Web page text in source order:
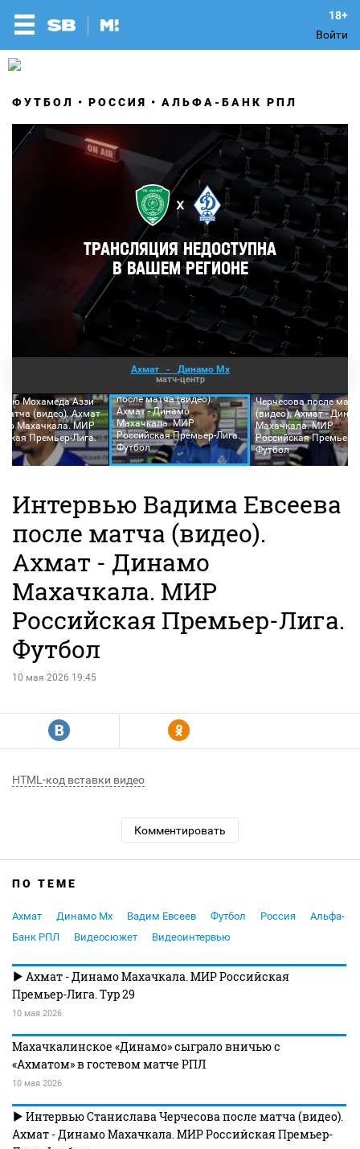
Войти
ФУТБОЛ РОССИЯ АЛЬФА-БАНК РПЛ
Ахмат - Динамо Мх
матч-центр
Мохамеда Аззи
матча (видео). Ахмат
Махачкала. МИР
Премьер-Лига.
Интервью Вадима Евсеева
после матча (видео).
Ахмат - Динамо
Махачкала. МИР
Российская Премьер-Лига.
Футбол
Черчесова после
(видео). Ахмат -
Махачкала. МИР
Российская Премьер-
Футбол
Интервью Вадима Евсеева
после матча (видео).
Ахмат - Динамо
Махачкала. МИР
Российская Премьер-Лига.
Футбол
10 мая 2026 19:45
R Y
HTML-код вставки видео
Комментировать
ПО ТЕМЕ
Ахмат Динамо Мх Вадим Евсеев Футбол Россия
Альфа-
Банк РПЛ
Видеосюжет Видеоинтервью
Ахмат - Динамо Махачкала. МИР Российская
Премьер-Лига. Тур 29
10 мая 2026
Махачкалинское «Динамо» сыграло вничью с
«Ахматом» в гостевом матче РПЛ
10 мая 2026
Интервью Станислава Черчесова после матча (видео).
Ахмат - Динамо Махачкала. МИР Российская Премьер-